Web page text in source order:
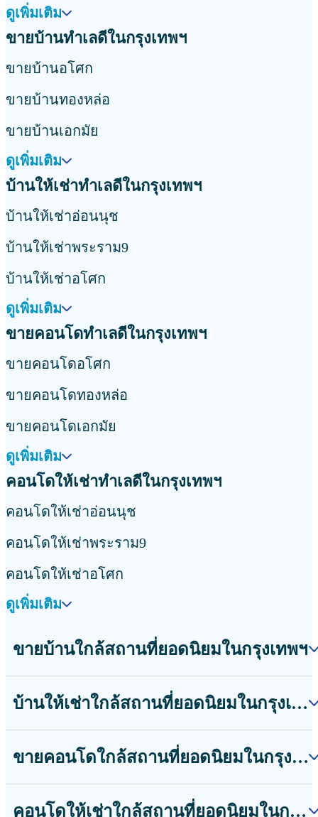
ดูเพิ่มเติม
ขายบ้านทำเลดีในกรุงเทพฯ
ขายบ้านอโศก
ขายบ้านทองหล่อ
ขายบ้านเอกมัย
ดูเพิ่มเติม
บ้านให้เช่าทำเลดีในกรุงเทพฯ
บ้านให้เช่าอ่อนนุช
บ้านให้เช่าพระราม9
บ้านให้เช่าอโศก
ดูเพิ่มเติม
ขายคอนโดทำเลดีในกรุงเทพฯ
ขายคอนโดอโศก
ขายคอนโดทองหล่อ
ขายคอนโดเอกมัย
ดูเพิ่มเติม
คอนโดให้เช่าทำเลดีในกรุงเทพฯ
คอนโดให้เช่าอ่อนนุช
คอนโดให้เช่าพระราม9
คอนโดให้เช่าอโศก
ดูเพิ่มเติม
ขายบ้านใกล้สถานที่ยอดนิยมในกรุงเทพฯ
บ้านให้เช่าใกล้สถานที่ยอดนิยมในกรุงเทพฯ
ขายคอนโดใกล้สถานที่ยอดนิยมในกรุงเทพฯ
คอนโดให้เช่าใกล้สถานที่ยอดนิยมในกรุงเทพฯ